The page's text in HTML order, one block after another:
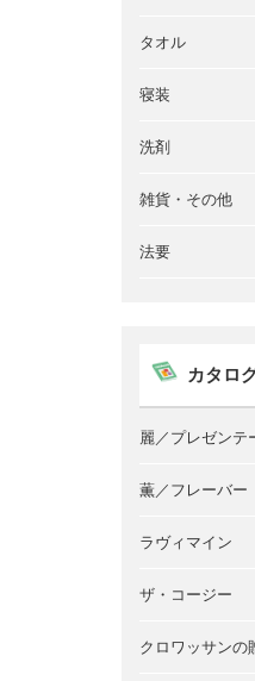
タオル
寝装
洗剤
雑貨・その他
法要
カタロ
麗／プレゼンテ
薫／フレーバー
ラヴィマイン
ザ・コージー
クロワッサンの